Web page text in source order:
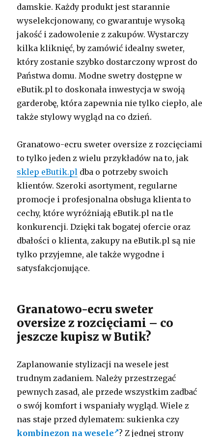
damskie. Każdy produkt jest starannie
wyselekcjonowany, co gwarantuje wysoką
jakość i zadowolenie z zakupów. Wystarczy
kilka kliknięć, by zamówić idealny sweter,
który zostanie szybko dostarczony wprost do
Państwa domu. Modne swetry dostępne w
eButik.pl to doskonała inwestycja w swoją
garderobę, która zapewnia nie tylko ciepło, ale
także stylowy wygląd na co dzień.
Granatowo-ecru sweter oversize z rozcięciami
to tylko jeden z wielu przykładów na to, jak
sklep eButik.pl dba o potrzeby swoich
klientów. Szeroki asortyment, regularne
promocje i profesjonalna obsługa klienta to
cechy, które wyróżniają eButik.pl na tle
konkurencji. Dzięki tak bogatej ofercie oraz
dbałości o klienta, zakupy na eButik.pl są nie
tylko przyjemne, ale także wygodne i
satysfakcjonujące.
Granatowo-ecru sweter
oversize z rozcięciami – co
jeszcze kupisz w Butik?
Zaplanowanie stylizacji na wesele jest
trudnym zadaniem. Należy przestrzegać
pewnych zasad, ale przede wszystkim zadbać
o swój komfort i wspaniały wygląd. Wiele z
nas staje przed dylematem: sukienka czy
kombinezon na wesele ? Z jednej strony